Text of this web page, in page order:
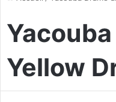
Yellow